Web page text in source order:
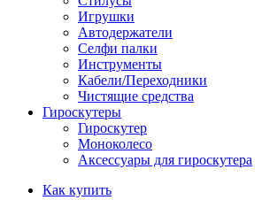
Игрушки
Автодержатели
Селфи палки
Инструменты
Кабели/Переходники
Чистящие средства
Гироскутеры
Гироскутер
Моноколесо
Аксессуары для гироскутера
Как купить